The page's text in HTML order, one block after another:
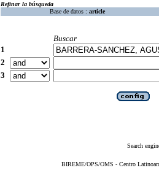
Refinar la búsqueda
Base de datos : article
Buscar
1
2
3
Search
BIREME/OPS/OMS - Centro